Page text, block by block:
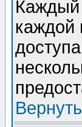
Каждый
каждой